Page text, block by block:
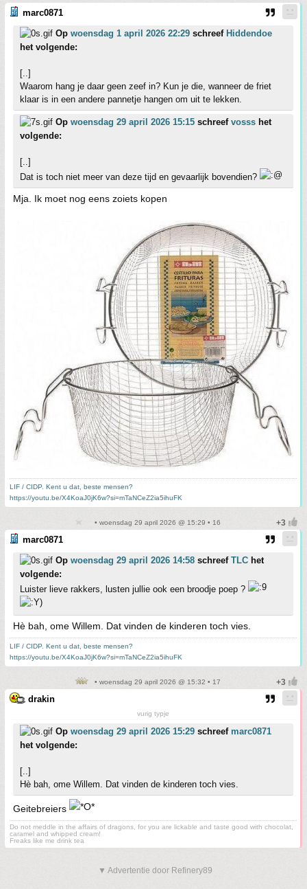
marc0871
Op woensdag 1 april 2026 22:29 schreef Hiddendoe
het volgende:
[..]
Waarom hang je daar geen zeef in? Kun je die, wanneer de friet
klaar is in een andere pannetje hangen om uit te lekken.
Op woensdag 29 april 2026 15:15 schreef vosss het
volgende:
[..]
Dat is toch niet meer van deze tijd en gevaarlijk bovendien?
Mja. Ik moet nog eens zoiets kopen
LIF / CIDP. Kent u dat, beste mensen?
https://youtu.be/X4KoaJ0jK6w?si=mTaNCeZ2ia5ihuFK
• woensdag 29 april 2026 @ 15:29 • 16
marc0871
Op woensdag 29 april 2026 14:58 schreef TLC het
volgende:
Luister lieve rakkers, lusten jullie ook een broodje poep ?
Hè bah, ome Willem. Dat vinden de kinderen toch vies.
LIF / CIDP. Kent u dat, beste mensen?
https://youtu.be/X4KoaJ0jK6w?si=mTaNCeZ2ia5ihuFK
• woensdag 29 april 2026 @ 15:32 • 17
drakin
vurig typje
Op woensdag 29 april 2026 15:29 schreef marc0871
het volgende:
[..]
Hè bah, ome Willem. Dat vinden de kinderen toch vies.
Geitebreiers
Do not meddle in the affairs of dragons, for you are lickable and taste good with chocolat,
caramel and whipped cream!
Freaks like me drink tea
▼ Advertentie door Refinery89